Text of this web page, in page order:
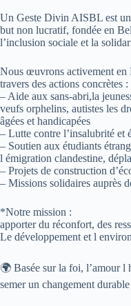
Un Geste Divin AISBL est
but non lucratif, fondée en
l’inclusion sociale et la
Nous œuvrons activement en
travers des actions concrètes :
– Aide aux sans-abri,la
veufs orphelins, autistes les
âgées et handicapées
– Lutte contre l’insalubrité et
– Soutien aux étudiants
l émigration clandestine,
– Projets de construction
– Missions solidaires auprès
*Notre mission :
apporter du réconfort, des
Le développement et l
🌍 Basée sur la foi, l’amour l
semer un changement